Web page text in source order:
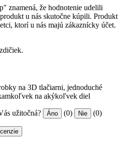
znamená, že hodnotenie udelili
u nás skutočne kúpili. Produkt
ktorí u nás majú zákaznícky účet.
na 3D tlačiarni, jednoduché
na akýkoľvek diel
užitočná? Áno (0) Nie (0)